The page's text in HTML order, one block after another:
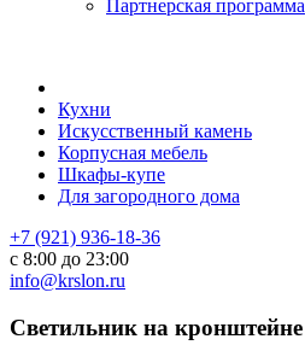
Партнерская программа
Кухни
Искусственный камень
Корпусная мебель
Шкафы-купе
Для загородного дома
+7 (921) 936-18-36
с 8:00 до 23:00
info@krslon.ru
Светильник на кронштейне